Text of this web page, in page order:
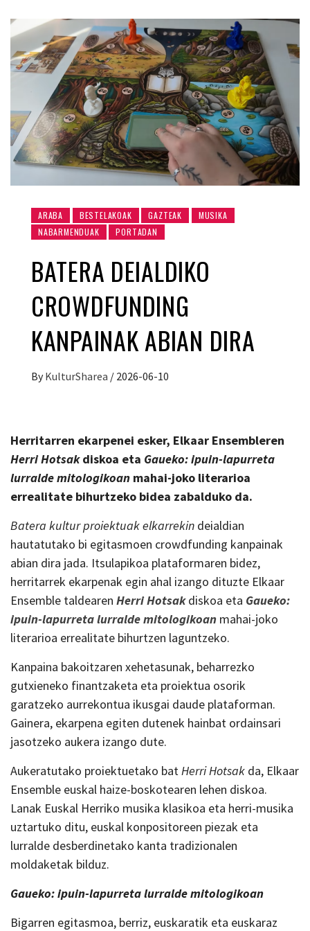
ARABA BESTELAKOAK GAZTEAK
MUSIKA
NABARMENDUAK
PORTADAN
BATERA DEIALDIKO
CROWDFUNDING
KANPAINAK ABIAN DIRA
By KulturSharea / 2026-06-10
Herritarren ekarpenei esker, Elkaar Ensembleren
Herri Hotsakdiskoa eta Gaueko: ipuin-lapurreta
lurralde mitologikoan mahai-joko literarioa
errealitate bihurtzeko bidea zabalduko da.
Batera kultur proiektuak elkarrekin deialdian
hautatutako bi egitasmoen crowdfunding kanpainak
abian dira jada. Itsulapikoa plataformaren bidez,
herritarrek ekarpenak egin ahal izango dituzte Elkaar
Ensemble taldearen Herri Hotsakdiskoa eta Gaueko:
ipuin-lapurreta lurralde mitologikoan mahai-joko
literarioa errealitate bihurtzen laguntzeko.
Kanpaina bakoitzaren xehetasunak, beharrezko
gutxieneko finantzaketa eta proiektua osorik
garatzeko aurrekontua ikusgai daude plataforman.
Gainera, ekarpena egiten dutenek hainbat ordainsari
jasotzeko aukera izango dute.
Aukeratutako proiektuetako batHerri Hotsak da, Elkaar
Ensemble euskal haize-boskotearen lehen diskoa.
Lanak Euskal Herriko musika klasikoa eta herri-musika
uztartuko ditu, euskal konpositoreen piezak eta
lurralde desberdinetako kanta tradizionalen
moldaketak bilduz.
Gaueko: ipuin-lapurreta lurralde mitologikoan
Bigarren egitasmoa, berriz, euskaratik eta euskaraz